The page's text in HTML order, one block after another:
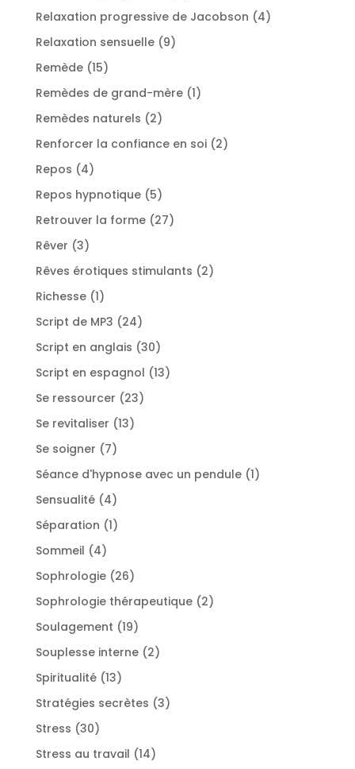
produits
Relaxation progressive de Jacobson 44
Relaxation sensuelle 99
Remède 1515
produits
Remèdes de grand-mère 11
Remèdes naturels 22
Renforcer la confiance en soi 22
Repos 44
produits
Repos hypnotique 55
produits
Retrouver la forme 2727
Rêver 33
produits
Rêves érotiques stimulants 22
Richesse 11
produit
Script de MP3 2424
produits
Script en anglais 3030
produits
Script en espagnol 1313
Se ressourcer 2323
Se revitaliser 1313
Se soigner 77
Séance d'hypnose avec un pendule 11
Sensualité 44
produits
Séparation 11
Sommeil 44
produits
Sophrologie 2626
produits
Sophrologie thérapeutique 22
Soulagement 1919
produits
Souplesse interne 22
Spiritualité 1313
produits
Stratégies secrètes 33
Stress 3030
produits
Stress au travail 1414